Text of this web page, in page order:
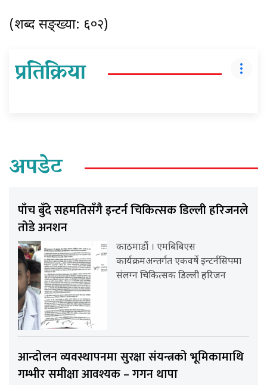
(शब्द सङ्ख्या: ६०२)
प्रतिक्रिया
अपडेट
पाँच बुँदे सहमतिसँगै इन्टर्न चिकित्सक डिल्ली हरिजनले
तोडे अनशन
काठमाडौं । एमबिबिएस
कार्यक्रमअन्तर्गत एकवर्षे इन्टर्नसिपमा
संलग्न चिकित्सक डिल्ली हरिजन
आन्दोलन व्यवस्थापनमा सुरक्षा संयन्त्रको भूमिकामाथि
गम्भीर समीक्षा आवश्यक – गगन थापा